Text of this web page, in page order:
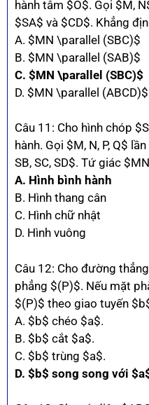
hành tâm $O$. Gọi $M,
$SA$ và $CD$. Khẳng
A. $MN \parallel (SBC)$
B. $MN \parallel (SAB)$
C. $MN \parallel (SBC)$
D. $MN \parallel (ABCD)$
Câu 11: Cho hình chóp
hành. Gọi $M, N, P, Q$
SB, SC, SD$. Tứ giác
A. Hình bình hành
B. Hình thang cân
C. Hình chữ nhật
D. Hình vuông
Câu 12: Cho đường
phẳng $(P)$. Nếu mặt
$(P)$ theo giao tuyến
A. $b$ chéo $a$.
B. $b$ cắt $a$.
C. $b$ trùng $a$.
D. $b$ song song với